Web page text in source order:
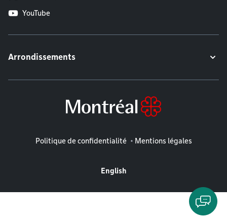
YouTube
Arrondissements
Mentions légales
Politique de confidentialité Mentions légales
English